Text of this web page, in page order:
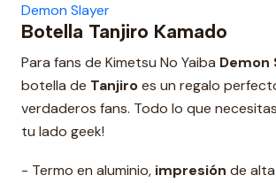
Demon Slayer
Botella Tanjiro Kamado
Para fans de Kimetsu No Yaiba Demon
botella de Tanjiroes un regalo
verdaderos fans. Todo lo que
tu lado geek!
- Termo en aluminio, impresión de